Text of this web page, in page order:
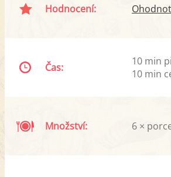
Hodnocení:
Čas:
10 min
10 min
Množství: 6 ×